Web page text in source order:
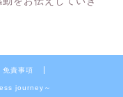
免責事項
journey～